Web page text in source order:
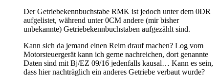
Der Getriebekennbuchstabe RMK ist jedoch unter dem 0DR
aufgelistet, während unter 0CM andere (mir bisher
unbekannte) Getriebekennbuchstaben aufgezählt sind.
Kann sich da jemand einen Reim drauf machen? Log vom
Motorsteuergerät kann ich gerne nachreichen, dort genannte
Daten sind mit Bj/EZ 09/16 jedenfalls kausal… Kann es sein,
dass hier nachträglich ein anderes Getriebe verbaut wurde?